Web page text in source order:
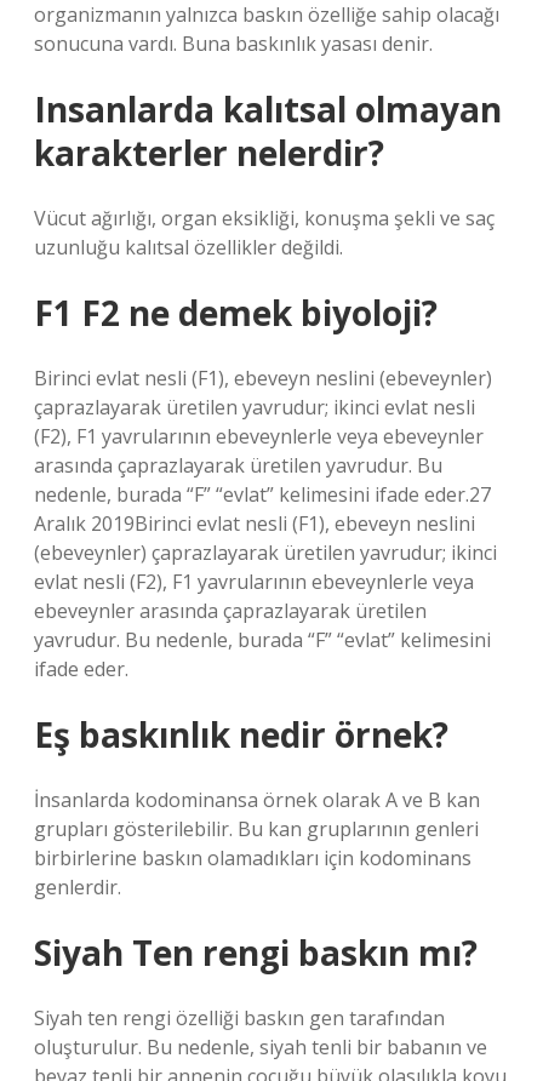
organizmanın yalnızca baskın özelliğe sahip olacağı
sonucuna vardı. Buna baskınlık yasası denir.
Insanlarda kalıtsal olmayan
karakterler nelerdir?
Vücut ağırlığı, organ eksikliği, konuşma şekli ve saç
uzunluğu kalıtsal özellikler değildi.
F1 F2 ne demek biyoloji?
Birinci evlat nesli (F1), ebeveyn neslini (ebeveynler)
çaprazlayarak üretilen yavrudur; ikinci evlat nesli
(F2), F1 yavrularının ebeveynlerle veya ebeveynler
arasında çaprazlayarak üretilen yavrudur. Bu
nedenle, burada “F” “evlat” kelimesini ifade eder.27
Aralık 2019Birinci evlat nesli (F1), ebeveyn neslini
(ebeveynler) çaprazlayarak üretilen yavrudur; ikinci
evlat nesli (F2), F1 yavrularının ebeveynlerle veya
ebeveynler arasında çaprazlayarak üretilen
yavrudur. Bu nedenle, burada “F” “evlat” kelimesini
ifade eder.
Eş baskınlık nedir örnek?
İnsanlarda kodominansa örnek olarak A ve B kan
grupları gösterilebilir. Bu kan gruplarının genleri
birbirlerine baskın olamadıkları için kodominans
genlerdir.
Siyah Ten rengi baskın mı?
Siyah ten rengi özelliği baskın gen tarafından
oluşturulur. Bu nedenle, siyah tenli bir babanın ve